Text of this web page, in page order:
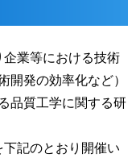
業等における技術
発の効率化など）
品質工学に関する研
記のとおり開催い